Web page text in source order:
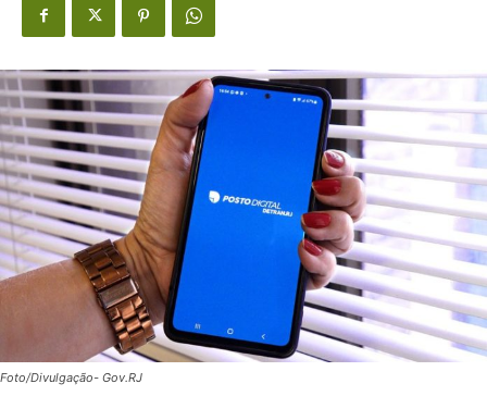
Foto/Divulgação- Gov.RJ